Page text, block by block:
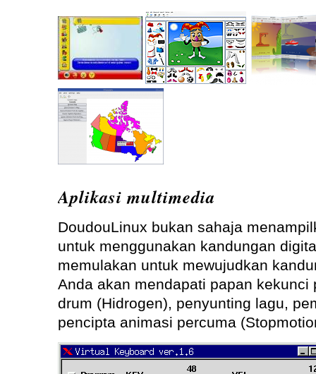
Aplikasi multimedia
DoudouLinux bukan sahaja
untuk menggunakan kandungan
memulakan untuk mewujudkan
Anda akan mendapati papan kekunci
drum (Hidrogen), penyunting lagu,
pencipta animasi percuma